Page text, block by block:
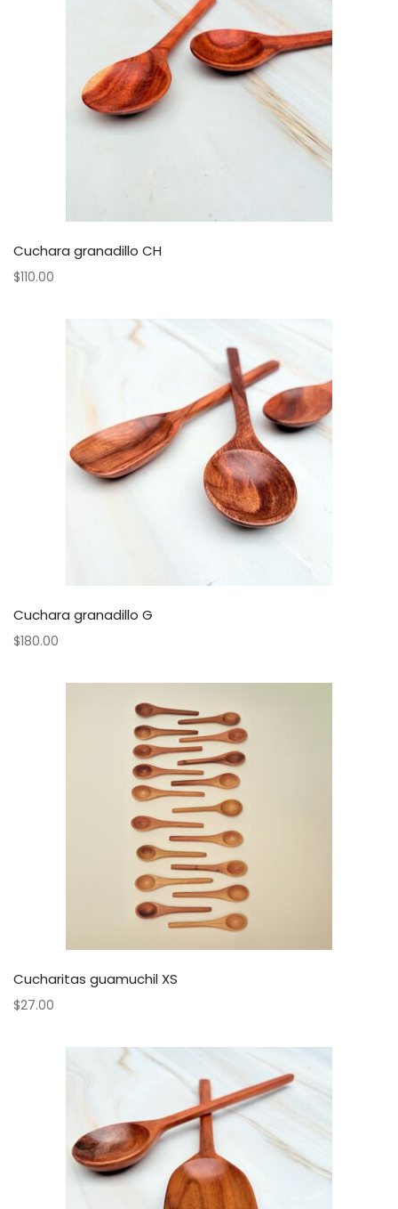
Cuchara granadillo CH
$110.00
Cuchara granadillo G
$180.00
Cucharitas guamuchil XS
$27.00